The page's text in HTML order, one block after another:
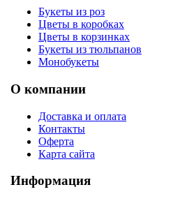
Букеты из роз
Цветы в коробках
Цветы в корзинках
Букеты из тюльпанов
Монобукеты
О компании
Доставка и оплата
Контакты
Оферта
Карта сайта
Информация